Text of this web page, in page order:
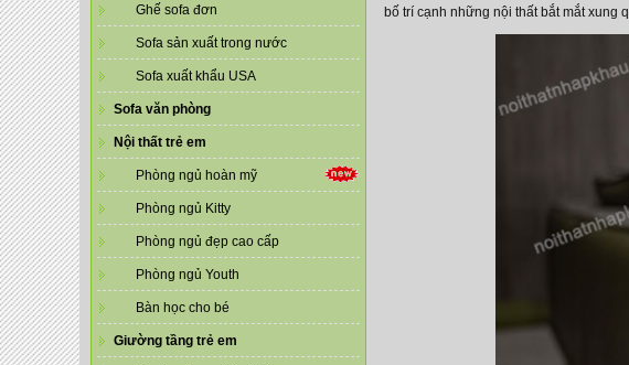
Ghế sofa đơn
Sofa sản xuất trong nước
Sofa xuất khẩu USA
Sofa văn phòng
Nội thất trẻ em
Phòng ngủ hoàn mỹ
Phòng ngủ Kitty
Phòng ngủ đẹp cao cấp
Phòng ngủ Youth
Bàn học cho bé
Giường tầng trẻ em
bố trí cạnh những nội thất bắt mắt xung